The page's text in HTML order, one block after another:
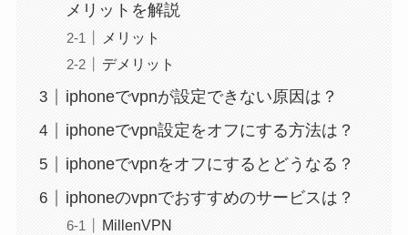
メリットを解説
メリット
デメリット
iphoneでvpnが設定できない原因は？
iphoneでvpn設定をオフにする方法は？
iphoneでvpnをオフにするとどうなる？
iphoneのvpnでおすすめのサービスは？
MillenVPN